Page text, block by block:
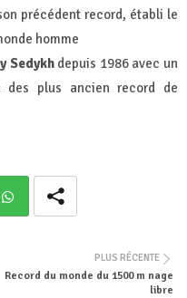
précédent record, établi le
homme
Sedykhdepuis 1986 avec un
des plus ancien record de
tsa
PLUS RÉCENTE
Record du monde du 1500 m nage
libre